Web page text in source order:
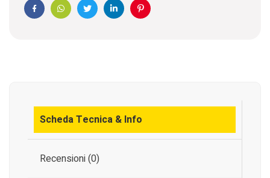
FacebookWhatsAppTwitterLinkedinPinterest
Scheda Tecnica & Info
Recensioni (0)